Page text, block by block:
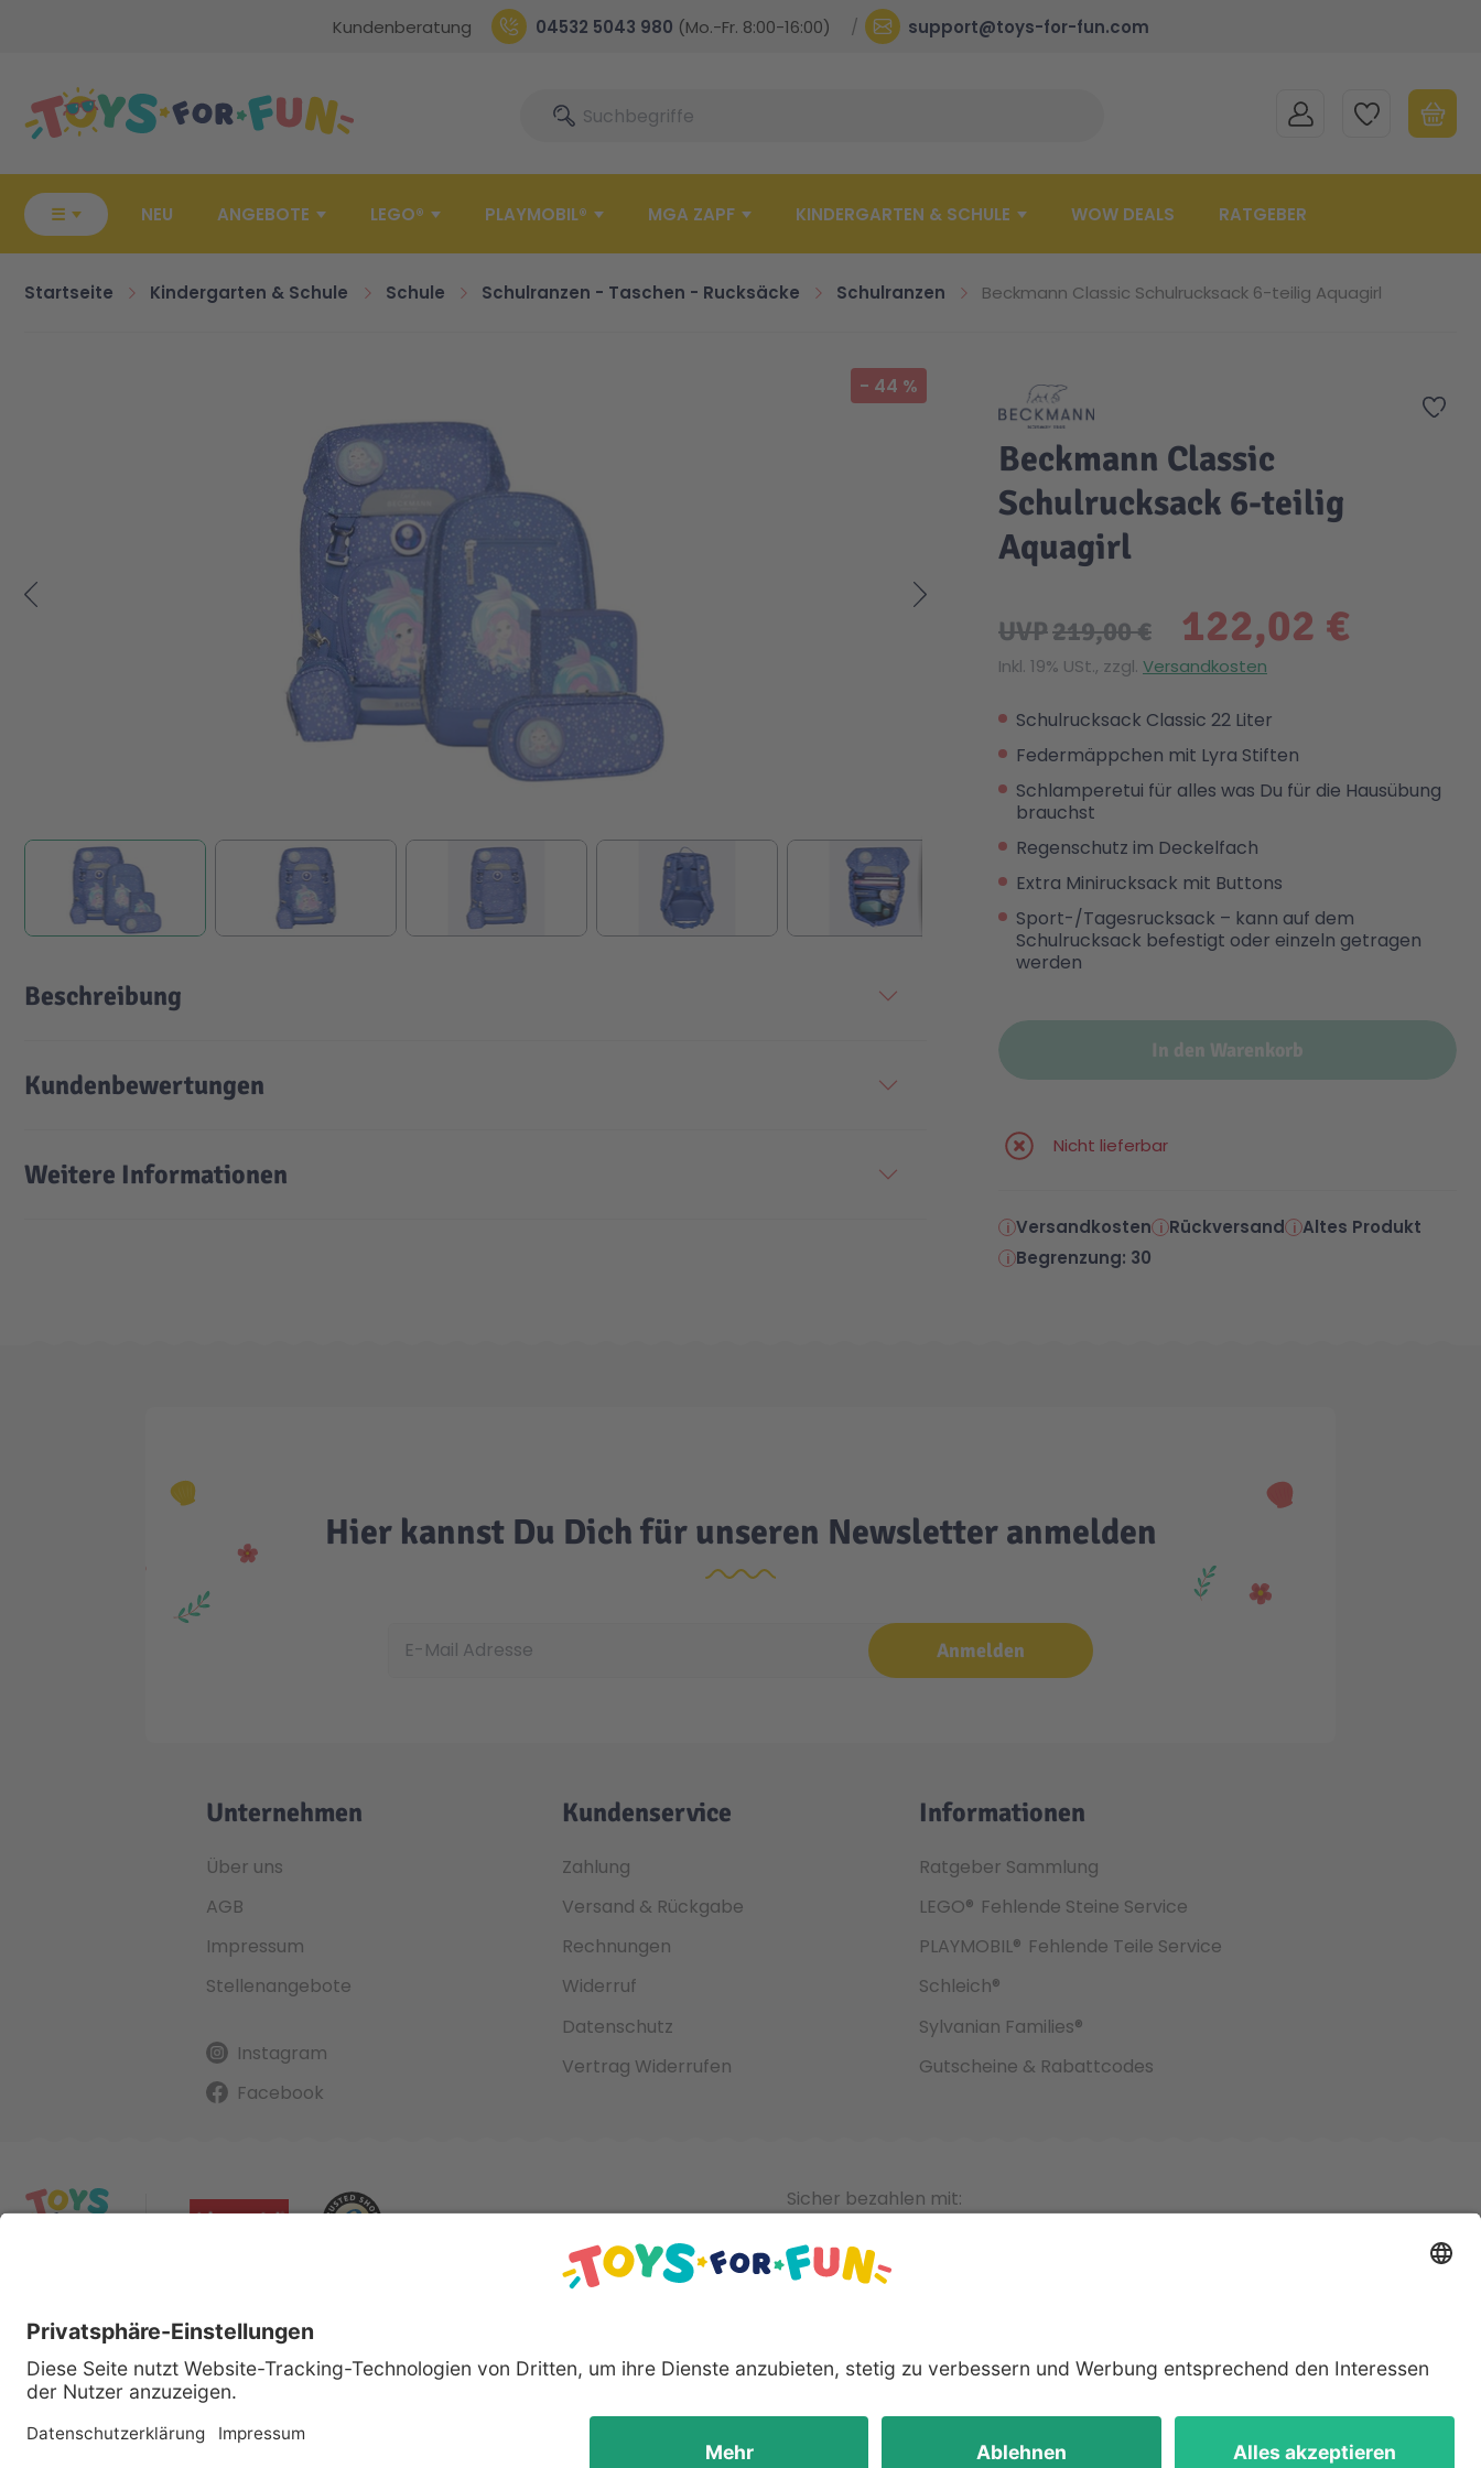
Kundenberatung 04532 5043 980 (Mo.-Fr. 8:00-16:00) support@toys-for-fun.com
SucheSuche MEIN KONTOMEINE WUNSCHLISTE
☰ NEU ANGEBOTE LEGO® PLAYMOBIL® MGA ZAPF KINDERGARTEN & SCHULE WOW DEALS RATGEBER
Startseite Kindergarten & Schule Schule Schulranzen - Taschen - Rucksäcke Schulranzen Beckmann Classic Schulrucksack 6-teilig Aquagirl
- 44 %
Zur
Beckmann Classic
Schulrucksack 6-teilig
Aquagirl
122,02 €
UVP219,00 €
Inkl. 19% USt., zzgl. Versandkosten
Schulrucksack Classic 22 Liter
Federmäppchen mit Lyra Stiften
Schlamperetui für alles was Du für die Hausübung
brauchst
Regenschutz im Deckelfach
Extra Minirucksack mit Buttons
Sport-/Tagesrucksack – kann auf dem
Schulrucksack befestigt oder einzeln getragen
werden
In den Warenkorb
Nicht lieferbar
Versandkosten Rückversand
Altes Produkt
Begrenzung: 30
Beschreibung
Kundenbewertungen
Weitere Informationen
Hier kannst Du Dich für unseren Newsletter anmelden
Anmelden
Unternehmen
Über uns
AGB
Impressum
Stellenangebote
Instagram
Facebook
Kundenservice
Zahlung
Versand & Rückgabe
Rechnungen
Widerruf
Datenschutz
Vertrag Widerrufen
Informationen
Ratgeber Sammlung
LEGO® Fehlende Steine Service
PLAYMOBIL® Fehlende Teile Service
Schleich®
Sylvanian Families®
Gutscheine & Rabattcodes
Sicher bezahlen mit:
Alle genannten Produkte und Logos sind eingetragene Warenzeichen der jeweiligen
Hersteller.